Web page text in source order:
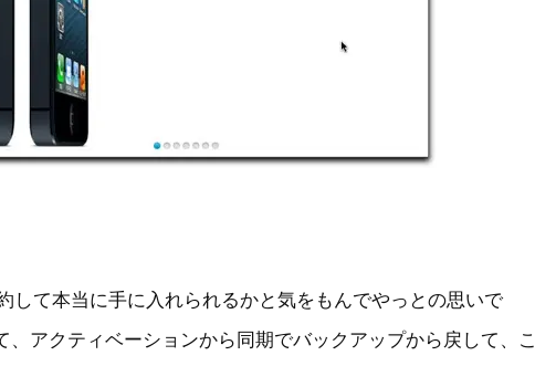
して本当に手に入れられるかと気をもんでやっとの思いで
、アクティベーションから同期でバックアップから戻して、こ